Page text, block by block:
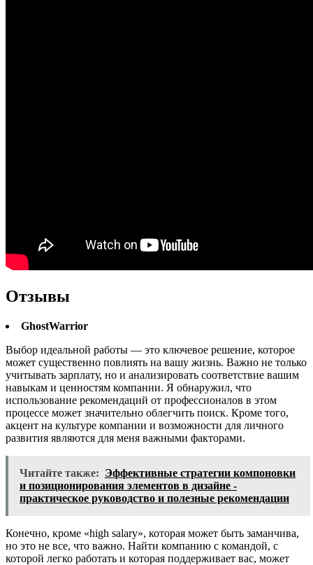
Отзывы
GhostWarrior
Выбор идеальной работы — это ключевое решение, которое
может существенно повлиять на вашу жизнь. Важно не только
учитывать зарплату, но и анализировать соответствие вашим
навыкам и ценностям компании. Я обнаружил, что
использование рекомендаций от профессионалов в этом
процессе может значительно облегчить поиск. Кроме того,
акцент на культуре компании и возможности для личного
развития являются для меня важными факторами.
Читайте также: Эффективные стратегии компоновки
и позиционирования элементов в дизайне -
практическое руководство и полезные рекомендации
Конечно, кроме «high salary», которая может быть заманчива,
но это не все, что важно. Найти компанию с командой, с
которой легко работать и которая поддерживает вас, может